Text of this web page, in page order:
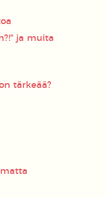
ja muita
tärkeää?